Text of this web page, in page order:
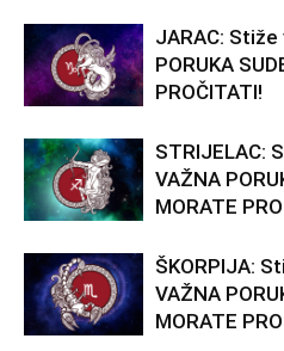
JARAC: Stiže
PORUKA
PROČITATI!
STRIJELAC:
VAŽNA
MORATE
ŠKORPIJA:
VAŽNA
MORATE